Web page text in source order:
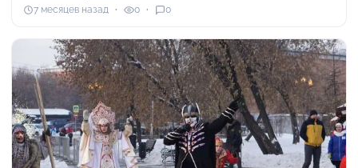
7 месяцев назад 0 0